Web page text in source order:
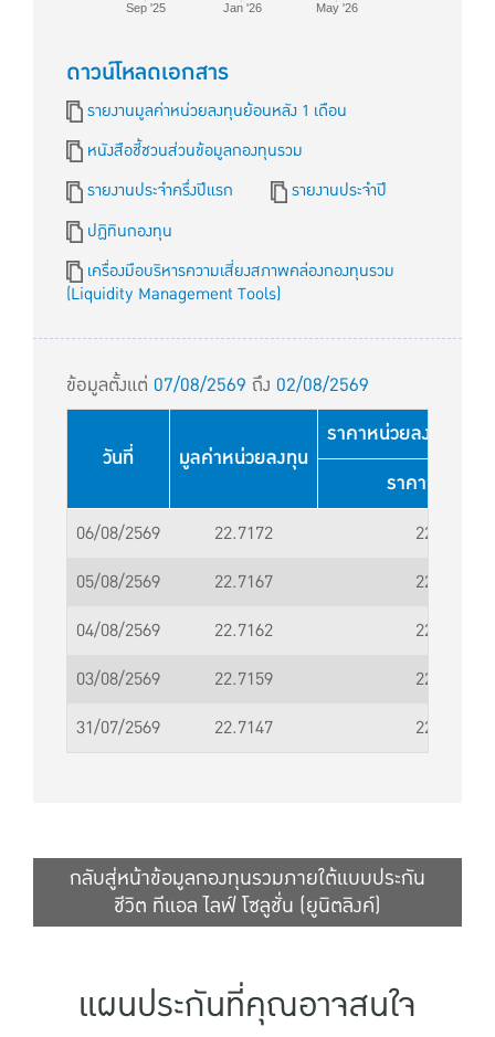
Sep '25 Jan '26 May '26
ดาวน์โหลดเอกสาร
รายงานมูลค่าหน่วยลงทุนย้อนหลัง 1 เดือน
หนังสือชี้ชวนส่วนข้อมูลกองทุนรวม
รายงานประจำครึ่งปีแรก
รายงานประจำปี
ปฏิทินกองทุน
เครื่องมือบริหารความเสี่ยงสภาพคล่องกองทุนรวม
(Liquidity Management Tools)
ข้อมูลตั้งแต่ 07/08/2569 ถึง 02/08/2569
วันที่ มูลค่าหน่วยลงทุน
ราคาหน่วยลงทุนใช้ส
ราคาขาย (บา
06/08/2569 22.7172
22.7173
05/08/2569
22.7167
22.7168
04/08/2569
22.7162
22.7163
03/08/2569
22.7159
22.7160
31/07/2569
22.7147 22.7148
กลับสู่หน้าข้อมูลกองทุนรวมภายใต้แบบประกัน
ชีวิต ทีแอล ไลฟ์ โซลูชั่น (ยูนิตลิงค์)
แผนประกันที่คุณอาจสนใจ